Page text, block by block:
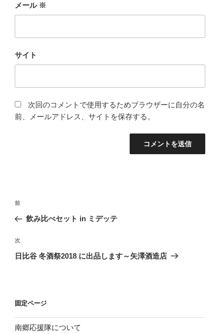
メール ※
サイト
次回のコメントで使用するためブラウザーに自分の名
前、メールアドレス、サイトを保存する。
投
ナ
ビ
ゲ
ン
前
の
稿
前
飲み比べセット in ミデッテ
次
の
次
日比谷 冬酒祭2018 に出品します～矢澤酒造店
固定ページ
南郷応援隊について